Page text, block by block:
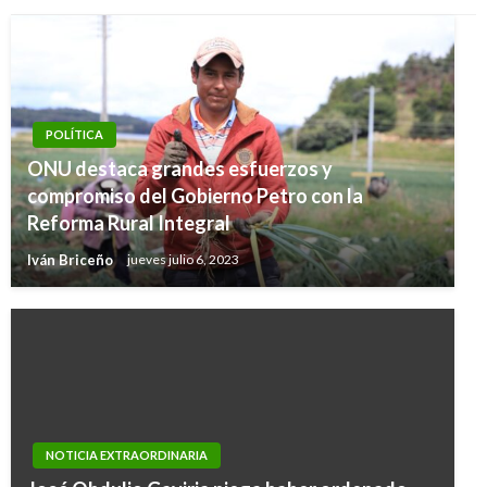
POLÍTICA
ONU destaca grandes esfuerzos y
compromiso del Gobierno Petro con la
Reforma Rural Integral
Iván Briceño jueves julio 6, 2023
NOTICIA EXTRAORDINARIA